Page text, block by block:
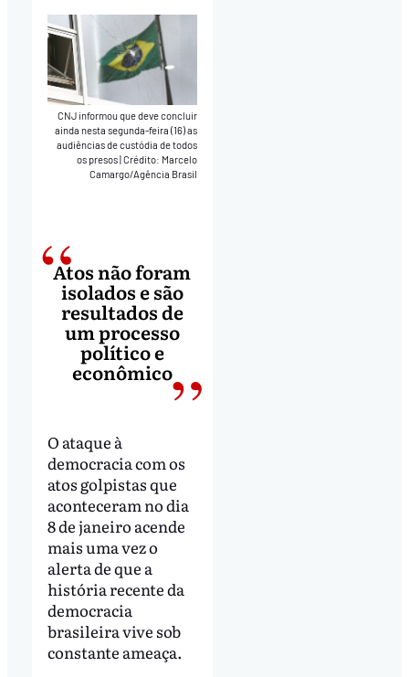
CNJ informou que deve concluir
ainda nesta segunda-feira (16) as
audiências de custódia de todos
os presos|Crédito: Marcelo
Camargo/Agência Brasil
Atos não foram
isolados e são
resultados de
um processo
político e
econômico
O ataque à
democracia com os
atos golpistas que
aconteceram no dia
8 de janeiro acende
mais uma vez o
alerta de que a
história recente da
democracia
brasileira vive sob
constante ameaça.